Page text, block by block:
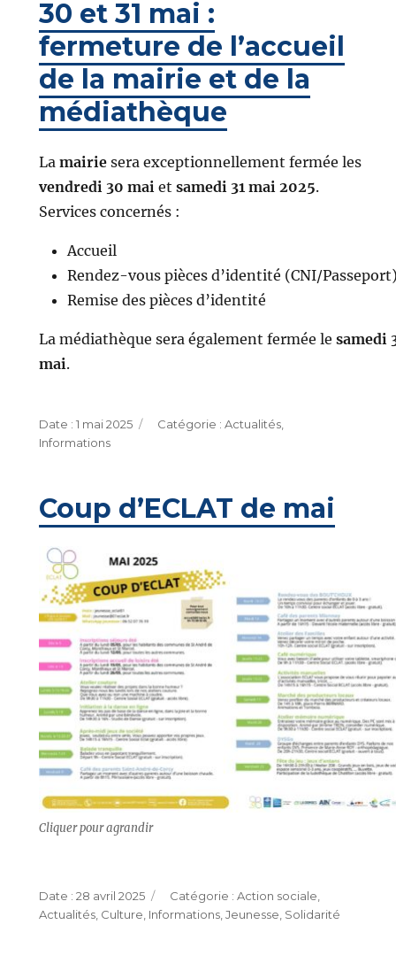
30 et 31 mai :
fermeture de l’accueil
de la mairie et de la
médiathèque
La mairiesera exceptionnellement fermée les
vendredi 30 maiet samedi 31 mai 2025.
Services concernés :
Accueil
Rendez-vous pièces d’identité (CNI/
Remise des pièces d’identité
La médiathèque sera également fermée le samedi
mai.
Publié
le
1 mai 2025 Catégories
Actualités,
Informations
Coup d’ECLAT de mai
Cliquer pour agrandir
Publié
le
28 avril 2025 Catégories
Action sociale,
Actualités, Culture, Informations,Jeunesse, Solidarité